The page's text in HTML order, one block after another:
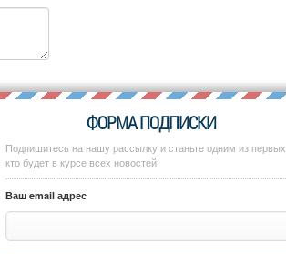
ФОРМА ПОДПИСКИ
Подпишитесь на нашу рассылку и станьте одним из первых,
кто будет в курсе всех новостей!
Ваш email адрес